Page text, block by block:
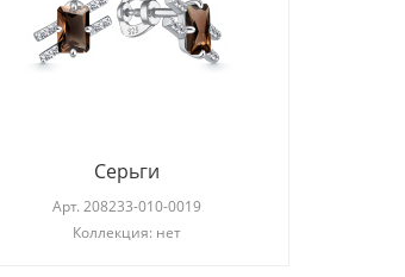
Серьги
Арт.208233-010-0019
Коллекция: нет